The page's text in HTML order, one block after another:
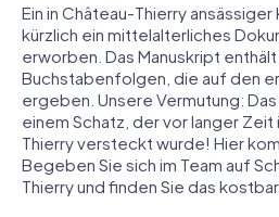
Ein in Château-Thierry ansässiger
kürzlich ein mittelalterliches
erworben. Das Manuskript
Buchstabenfolgen, die auf den
ergeben. Unsere Vermutung:
einem Schatz, der vor langer
Thierry versteckt wurde! Hier
Begeben Sie sich im Team auf
Thierry und finden Sie das